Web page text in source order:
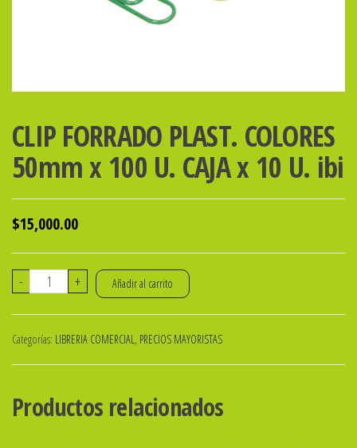
CLIP FORRADO PLAST. COLORES
50mm x 100 U. CAJA x 10 U. ibi
$15,000.00
-
CLIP
COLORES
50mm
100
+ Añadir al carrito
Categorías: LIBRERIA COMERCIAL, PRECIOS MAYORISTAS
Productos relacionados